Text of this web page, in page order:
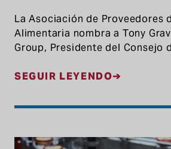
La Asociación de Proveedores
Alimentaria nombra a Tony
Group, Presidente del Consejo
SEGUIR LEYENDO